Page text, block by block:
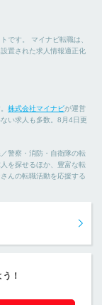
です。 マイナビ転職は、
設置された求人情報適正化
株式会社マイナビが運営
い求人も多数。8月4日更
警察・消防・自衛隊の転
を探せるほか、豊富な転
んの転職活動を応援する
！